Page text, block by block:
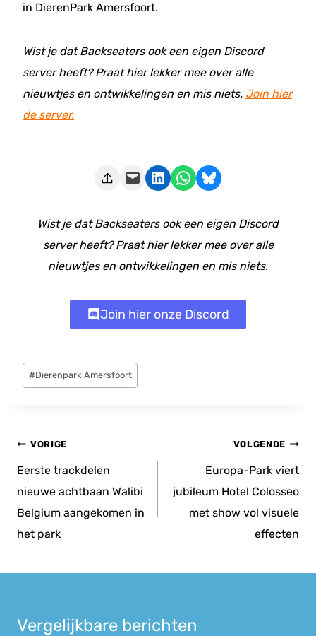
in DierenPark Amersfoort.
Wist je dat Backseaters ook een eigen Discord
server heeft? Praat hier lekker mee over alle
nieuwtjes en ontwikkelingen en mis niets. Join hier
de server.
Deze pagina e-mailen Delen op LinkedIn Delen via WhatsApp Share on Bluesky
Wist je dat Backseaters ook een eigen Discord
server heeft? Praat hier lekker mee over alle
nieuwtjes en ontwikkelingen en mis niets.
Join hier onze Discord
Bericht
tags:
#Dierenpark Amersfoort
Bericht
navigatie
VORIGE
Eerste trackdelen
nieuwe achtbaan Walibi
Belgium aangekomen in
het park
VOLGENDE
Europa-Park viert
jubileum Hotel Colosseo
met show vol visuele
effecten
Vergelijkbare berichten